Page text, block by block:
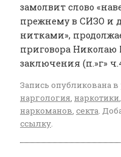
замолвит слово
прежнему в СИЗО и
нитками»,
приговора Николаю
заключения (п.»г»
Запись опубликована
наргология, наркотики
наркоманов, секта.
ссылку.